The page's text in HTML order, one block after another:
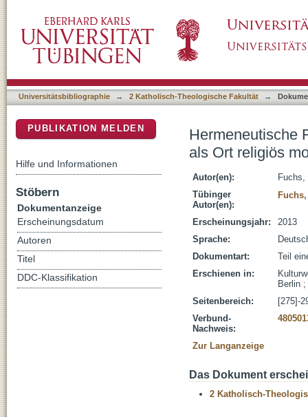
interreligiöser Entgrenzungskraft
Universitätsbibliographie → 2 Katholisch-Theologische Fakultät →
Hermeneutische
als Ort religiös
Autor(en):
Fuchs,
Tübinger
Autor(en):
Erscheinungsjahr:
2013
Sprache:
Dokumentart:
Teil
Erschienen in:
Berlin
Seitenbereich:
[275]-
Verbund-
Nachweis:
Zur Langanzeige
Das Dokument
2 Katholisch-
PUBLIKATION MELDEN
Hilfe und Informationen
Stöbern
Dokumentanzeige
Erscheinungsdatum
Autoren
Titel
DDC-Klassifikation